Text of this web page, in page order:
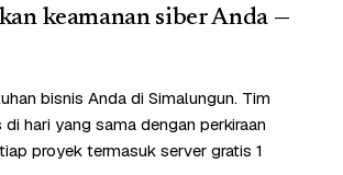
keamanan siber Anda —
bisnis Anda di Simalungun. Tim
hari yang sama dengan perkiraan
proyek termasuk server gratis 1